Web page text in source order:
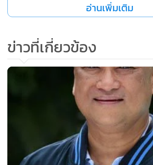
บริเวณปากซอยถนนราษฎร์พัฒนา ตัดกับถน
บริเวณทางเท้าถนนราษฎร์พัฒนา ข้างคลองบา
ปลายซอยรามคำแหง 118 แยก 33 ตัดกับถนน
กาญจนาภิเษก เขตสะพานสูง, บริเวณถนนสี
มีนบุรีโฟโต้ และบริเวณถนนนิมิตใหม่ ช่วงบริเ
ผลิตน้ำประปา เขตมีนบุรี, ถนนราชวงศ์ จากแ
ราชวงศ์ ถ.เยาวราช จากซุ้มประตูเฉลิมพระ
พันธ์ ถ.เจริญกรุง จากสะพานดำรงสถิตย์ ถึง
อ่านเพิ่มเติม
ข่าวที่เกี่ยวข้อง